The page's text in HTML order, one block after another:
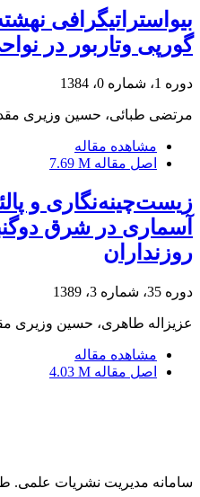
بیواستراتیگرافی
گورپی وتاربور در
دوره 1، شماره 0، 1384
مرتضی طبائی، حسین وزیری
مشاهده مقاله
اصل مقاله 7.69 M
زیست‌چینه‌نگاری و
آسماری در شرق
روزنداران
دوره 35، شماره 3، 1389
عزیزاله طاهری، حسین وزیری
مشاهده مقاله
اصل مقاله 4.03 M
سامانه مدیریت نشریات علمی.